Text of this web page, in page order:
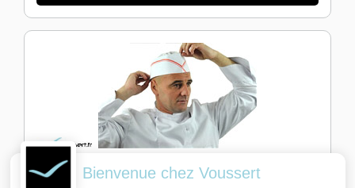
Calot papier blanc jetable boite de 100
Ref: 888251Bienvenue chez Voussert